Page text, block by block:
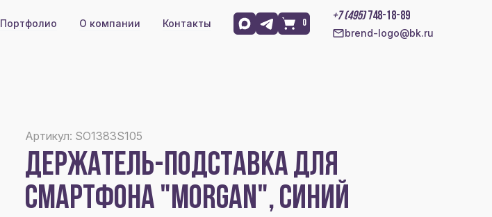
Портфолио О компании Контакты 0
+7 (495)748-18-89
brend-logo@bk.ru
Артикул: SO1383S105
ДЕРЖАТЕЛЬ-ПОДСТАВКА ДЛЯ
СМАРТФОНА "MORGAN", СИНИЙ